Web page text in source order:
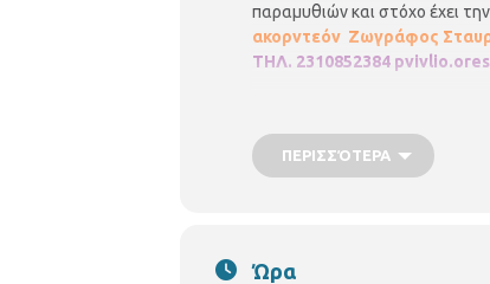
παραμυθιών και στόχο έχει
ακορντεόν Ζωγράφος
ΤΗΛ. 2310852384
ΠΕΡΙΣΣΌΤΕΡΑ
Ώρα